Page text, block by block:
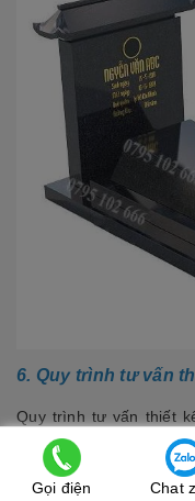
6. Quy trình tư vấn
Quy trình tư vấn thiết
dụng trên khắp các
Gọi điện Chat